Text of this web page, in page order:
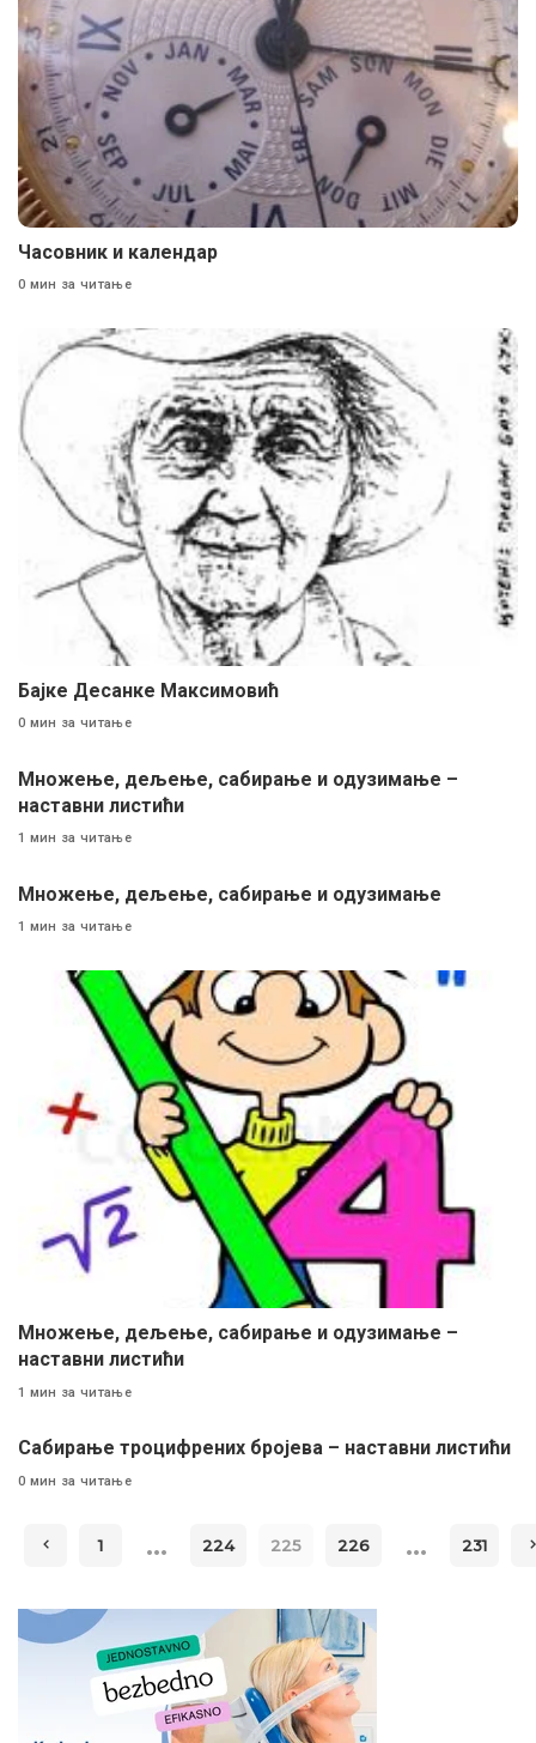
Часовник и календар
0 мин за читање
Бајке Десанке Максимовић
0 мин за читање
Множење, дељење, сабирање и одузимање –
наставни листићи
1 мин за читање
Mножење, дељење, сабирање и одузимање
1 мин за читање
Множење, дељење, сабирање и одузимање –
наставни листићи
1 мин за читање
Сабирање троцифрених бројева – наставни листићи
0 мин за читање
1 … 224 225 226 … 231